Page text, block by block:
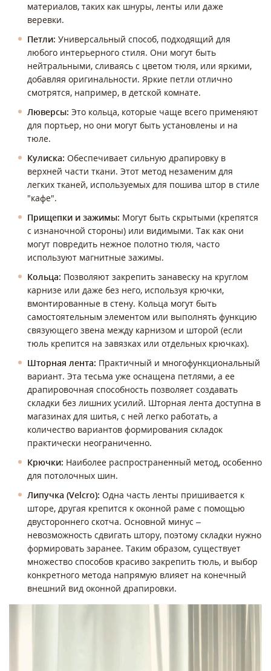
материалов, таких как шнуры, ленты или даже
веревки.
Петли: Универсальный способ, подходящий для
любого интерьерного стиля. Они могут быть
нейтральными, сливаясь с цветом тюля, или яркими,
добавляя оригинальности. Яркие петли отлично
смотрятся, например, в детской комнате.
Люверсы: Это кольца, которые чаще всего применяют
для портьер, но они могут быть установлены и на
тюле.
Кулиска: Обеспечивает сильную драпировку в
верхней части ткани. Этот метод незаменим для
легких тканей, используемых для пошива штор в стиле
"кафе".
Прищепки и зажимы: Могут быть скрытыми (крепятся
с изнаночной стороны) или видимыми. Так как они
могут повредить нежное полотно тюля, часто
используют магнитные зажимы.
Кольца: Позволяют закрепить занавеску на круглом
карнизе или даже без него, используя крючки,
вмонтированные в стену. Кольца могут быть
самостоятельным элементом или выполнять функцию
связующего звена между карнизом и шторой (если
тюль крепится на завязках или отдельных крючках).
Шторная лента: Практичный и многофункциональный
вариант. Эта тесьма уже оснащена петлями, а ее
драпировочная способность позволяет создавать
складки без лишних усилий. Шторная лента доступна в
магазинах для шитья, с ней легко работать, а
количество вариантов формирования складок
практически неограниченно.
Крючки: Наиболее распространенный метод, особенно
для потолочных шин.
Липучка (Velcro): Одна часть ленты пришивается к
шторе, другая крепится к оконной раме с помощью
двустороннего скотча. Основной минус –
невозможность сдвигать штору, поэтому складки нужно
формировать заранее. Таким образом, существует
множество способов красиво закрепить тюль, и выбор
конкретного метода напрямую влияет на конечный
внешний вид оконной драпировки.